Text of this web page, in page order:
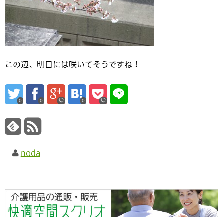
この辺、明日には咲いてそうですね！
0 0 0
noda